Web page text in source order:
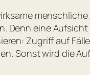
menschliche
Denn eine
Zugriff auf
Sonst wird die